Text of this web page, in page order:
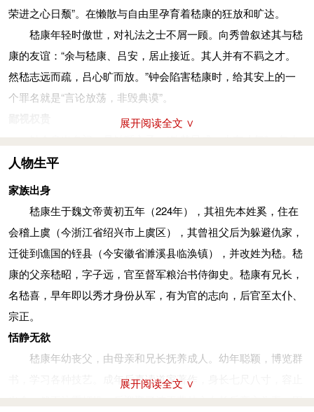
狂放任性
嵇康轻时傲世,对礼法之士不屑一顾。向秀曾叙述其与嵇康的
志远而疏，吕心旷而放。”钟会陷害吕安时，给其安上的一个罪
名就是“言论放荡，非毁典谟”。
鄙视权贵
钟会身出名门，是曹魏大臣，书法家钟繇之子，“敏慧夙
成，少有才气”，年少得志，十九岁入仕，为秘书郎，三年后又
升为尚书郎，二十九岁时就已进封为关内侯。但是嵇康拒绝与其
交往。但钟会对年长其两岁的嵇康，却敬佩有加。世说新语中
说：钟会撰写完《四本论》时，想求嵇康一见，可又怕嵇康看不
上，情急之中，竟“于户外遥掷，便回怠走”。显赫后的钟会再次
造访嵇康，嵇康不加理睬，继续在家门口的大树下“锻铁”，一副
旁若无人的样子。钟会觉得无趣，于是悻悻地离开。嵇康在这个
荣进之心日颓”。在懒散与自由里孕育着嵇康的狂放和旷达。
嵇康年轻时傲世，对礼法之士不屑一顾。向秀曾叙述其与嵇
康的友谊：“余与嵇康、吕安，居止接近。其人并有不羁之才。
然嵇志远而疏，吕心旷而放。”钟会陷害嵇康时，给其安上的一
个罪名就是“言论放荡，非毁典谟”。
得志，十九岁入仕，为秘书郎，三年后又升为尚书郎，二十九岁
时就已进封为关内侯。但是嵇康拒绝与其交往。但钟会对年长其
展开阅读全文 ∨
人物生平
家族出身
嵇康生于魏文帝黄初五年（224年），其祖先本姓奚，住在
会稽上虞（今浙江省绍兴市上虞区），其曾祖父后为躲避仇家，
迁徙到谯国的铚县（今安徽省濉溪县临涣镇），并改姓为嵇。嵇
康的父亲嵇昭，字子远，官至督军粮治书侍御史。嵇康有兄长，
名嵇喜，早年即以秀才身份从军，有为官的志向，后官至太仆、
宗正。
恬静无欲
嵇康年幼丧父，由母亲和兄长抚养成人。幼年聪颖，博览群
书，学习各种技艺。成年后喜读道家著作，身长七尺八寸，容止
展开阅读全文 ∨